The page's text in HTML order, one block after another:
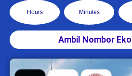
Hours Minutes
Ambil Nombor